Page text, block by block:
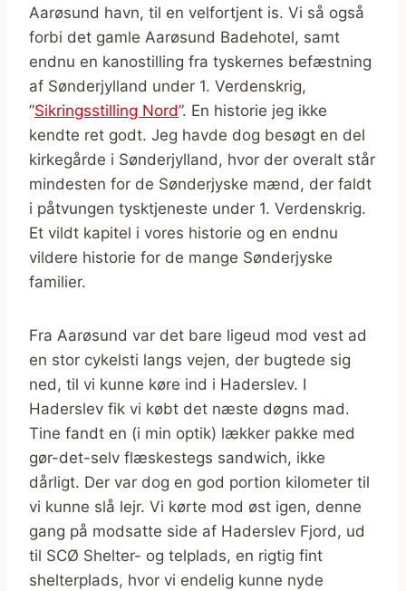
Aarøsund havn, til en velfortjent is. Vi så også
forbi det gamle Aarøsund Badehotel, samt
endnu en kanostilling fra tyskernes befæstning
af Sønderjylland under 1. Verdenskrig,
”Sikringsstilling Nord”. En historie jeg ikke
kendte ret godt. Jeg havde dog besøgt en del
kirkegårde i Sønderjylland, hvor der overalt står
mindesten for de Sønderjyske mænd, der faldt
i påtvungen tysktjeneste under 1. Verdenskrig.
Et vildt kapitel i vores historie og en endnu
vildere historie for de mange Sønderjyske
familier.
Fra Aarøsund var det bare ligeud mod vest ad
en stor cykelsti langs vejen, der bugtede sig
ned, til vi kunne køre ind i Haderslev. I
Haderslev fik vi købt det næste døgns mad.
Tine fandt en (i min optik) lækker pakke med
gør-det-selv flæskestegs sandwich, ikke
dårligt. Der var dog en god portion kilometer til
vi kunne slå lejr. Vi kørte mod øst igen, denne
gang på modsatte side af Haderslev Fjord, ud
til SCØ Shelter- og telplads, en rigtig fint
shelterplads, hvor vi endelig kunne nyde